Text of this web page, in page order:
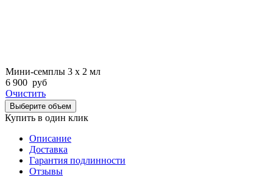
Мини-семплы 3 х 2 мл
6 900 руб
Очистить
Выберите объем
Купить в один клик
Описание
Доставка
Гарантия подлинности
Отзывы